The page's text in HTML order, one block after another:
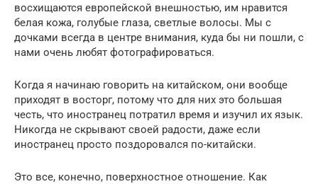
восхищаются европейской внешностью, им нравится
белая кожа, голубые глаза, светлые волосы. Мы с
дочками всегда в центре внимания, куда бы ни пошли, с
нами очень любят фотографироваться.
Когда я начинаю говорить на китайском, они вообще
приходят в восторг, потому что для них это большая
честь, что иностранец потратил время и изучил их язык.
Никогда не скрывают своей радости, даже если
иностранец просто поздоровался по-китайски.
Это все, конечно, поверхностное отношение. Как